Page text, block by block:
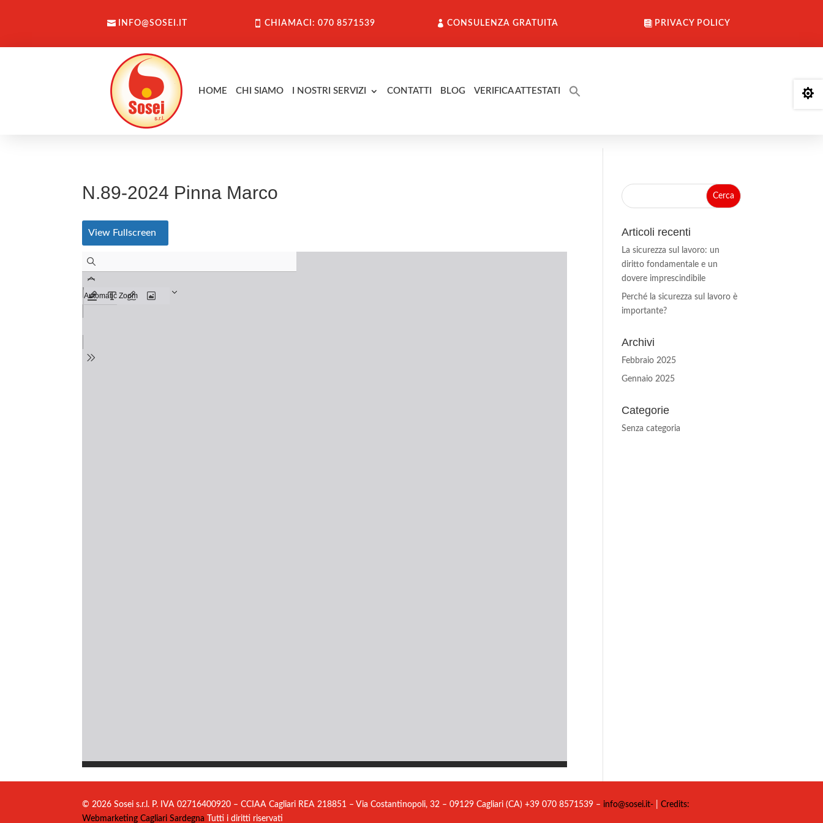
INFO@SOSEI.IT CHIAMACI: 070 8571539 CONSULENZA GRATUITA PRIVACY POLICY
HOME CHI SIAMO I NOSTRI SERVIZI CONTATTI BLOG VERIFICA ATTESTATI
N.89-2024 Pinna Marco
View Fullscreen Articoli recenti
La sicurezza sul lavoro: un
diritto fondamentale e un
dovere imprescindibile
Perché la sicurezza sul lavoro è
importante?
Archivi
Febbraio 2025
Gennaio 2025
Categorie
Senza categoria
© 2026 Sosei s.r.l. P. IVA 02716400920 – CCIAA Cagliari REA 218851 – Via Costantinopoli, 32 – 09129 Cagliari (CA) +39 070 8571539 – info@sosei.it-
Credits:
Webmarketing Cagliari Sardegna
Tutti i diritti riservati
